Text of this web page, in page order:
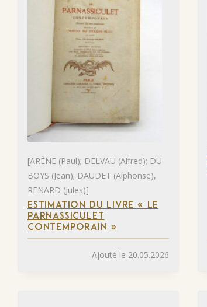
[ARÈNE (Paul); DELVAU (Alfred); DU
BOYS (Jean); DAUDET (Alphonse),
RENARD (Jules)]
ESTIMATION DU LIVRE « LE
PARNASSICULET
CONTEMPORAIN »
Ajouté le 20.05.2026